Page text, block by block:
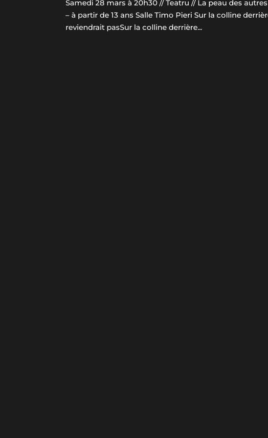
Samedi 28 mars à 20h30 // Teatru // La peau des
– à partir de 13 ans Salle Timo Pieri Sur la colline
reviendrait pasSur la colline derrière...